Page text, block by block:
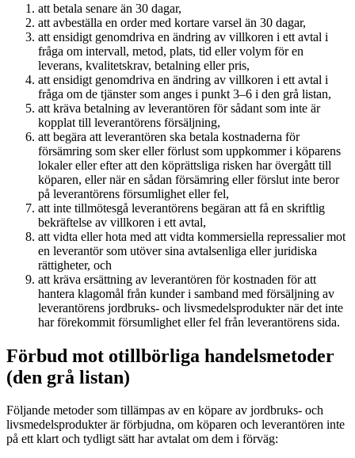
att betala senare än 30 dagar,
att avbeställa en order med kortare varsel än 30 dagar,
att ensidigt genomdriva en ändring av villkoren i ett avtal i
fråga om intervall, metod, plats, tid eller volym för en
leverans, kvalitetskrav, betalning eller pris,
att ensidigt genomdriva en ändring av villkoren i ett avtal i
fråga om de tjänster som anges i punkt 3–6 i den grå listan,
att kräva betalning av leverantören för sådant som inte är
kopplat till leverantörens försäljning,
att begära att leverantören ska betala kostnaderna för
försämring som sker eller förlust som uppkommer i köparens
lokaler eller efter att den köprättsliga risken har övergått till
köparen, eller när en sådan försämring eller förslut inte beror
på leverantörens försumlighet eller fel,
att inte tillmötesgå leverantörens begäran att få en skriftlig
bekräftelse av villkoren i ett avtal,
att vidta eller hota med att vidta kommersiella repressalier mot
en leverantör som utöver sina avtalsenliga eller juridiska
rättigheter, och
att kräva ersättning av leverantören för kostnaden för att
hantera klagomål från kunder i samband med försäljning av
leverantörens jordbruks- och livsmedelsprodukter när det inte
har förekommit försumlighet eller fel från leverantörens sida.
Förbud mot otillbörliga handelsmetoder
(den grå listan)
Följande metoder som tillämpas av en köpare av jordbruks- och
livsmedelsprodukter är förbjudna, om köparen och leverantören inte
på ett klart och tydligt sätt har avtalat om dem i förväg: